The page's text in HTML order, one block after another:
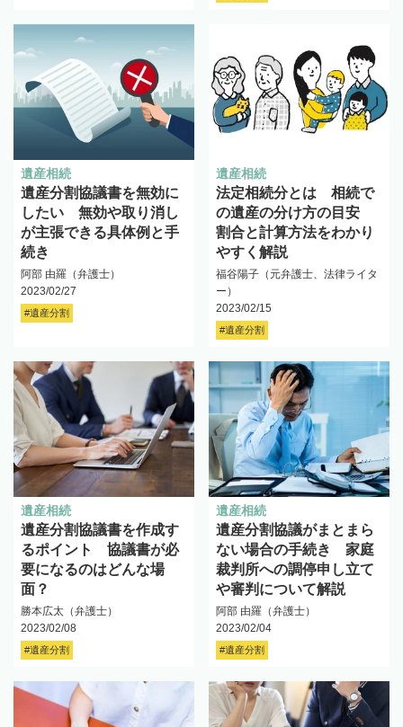
遺産相続
遺産分割協議書を無効に
したい 無効や取り消し
が主張できる具体例と手
続き
阿部 由羅（弁護士）
2023/02/27
#遺産分割
遺産相続
法定相続分とは 相続で
の遺産の分け方の目安
割合と計算方法をわかり
やすく解説
福谷陽子（元弁護士、法律ライタ
ー）
2023/02/15
#遺産分割
遺産相続
遺産分割協議書を作成す
るポイント 協議書が必
要になるのはどんな場
面？
勝本広太（弁護士）
2023/02/08
#遺産分割
遺産相続
遺産分割協議がまとまら
ない場合の手続き 家庭
裁判所への調停申し立て
や審判について解説
阿部 由羅（弁護士）
2023/02/04
#遺産分割